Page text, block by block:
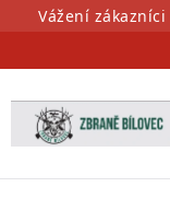
PřejítVážení